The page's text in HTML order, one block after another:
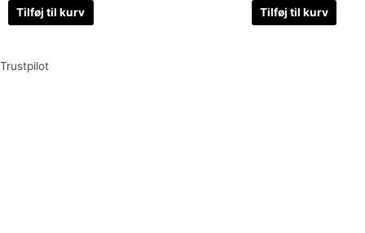
Tilføj til kurv Tilføj til kurv
Trustpilot